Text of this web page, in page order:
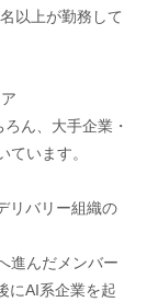
以上が勤務して
ん、大手企業・
います。
リバリー組織の
進んだメンバー
にAI系企業を起